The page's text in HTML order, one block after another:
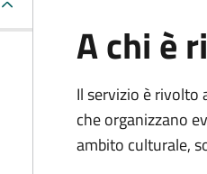
A chi è
Il servizio è rivolto
che organizzano
ambito culturale,